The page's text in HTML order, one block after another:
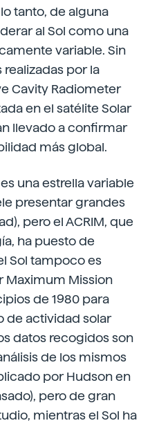
tanto, de alguna
al Sol como una
variable. Sin
por la
Cavity Radiometer
en el satélite Solar
llevado a confirmar
más global.
una estrella variable
presentar grandes
pero el ACRIM, que
ha puesto de
Sol tampoco es
Maximum Mission
de 1980 para
de actividad solar
datos recogidos son
de los mismos
por Hudson en
pero de gran
mientras el Sol ha